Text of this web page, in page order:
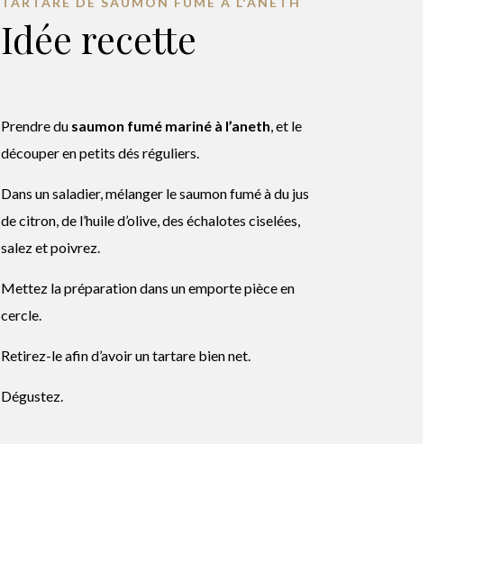
Idée recette
Prendre du saumon fumé mariné à l’aneth , et le
découper en petits dés réguliers.
Dans un saladier, mélanger le saumon fumé à du jus
de citron, de l’huile d’olive, des échalotes ciselées,
salez et poivrez.
Mettez la préparation dans un emporte pièce en
cercle.
Retirez-le afin d’avoir un tartare bien net.
Dégustez.